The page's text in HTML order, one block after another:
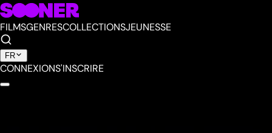
FILMSGENRESCOLLECTIONSJEUNESSE
FR
CONNEXIONS'INSCRIRE